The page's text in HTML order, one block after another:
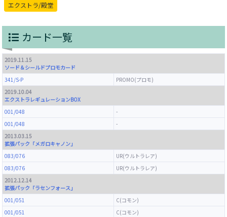
エクストラ/殿堂
カード一覧
2019.11.15
ソード＆シールドプロモカード
341/S-P
PROMO(プロモ)
2019.10.04
エクストラレギュレーションBOX
001/048
-
001/048
-
2013.03.15
拡張パック「メガロキャノン」
083/076
UR(ウルトラレア)
083/076
UR(ウルトラレア)
2012.12.14
拡張パック「ラセンフォース」
001/051
C(コモン)
001/051
C(コモン)